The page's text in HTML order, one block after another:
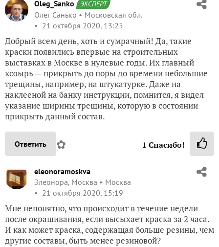
Oleg_Sanko ЭКСПЕРТ
Олег Санько
Московская обл.
21 октября 2020, 13:25
Добрый всем день, хоть и сумрачный! Да, такие
краски появились впервые на строительных
выставках в Москве в нулевые годы. Их главный
козырь — прикрыть до поры до времени небольшие
трещины, например, на штукатурке. Даже на
наклееной на банку инструкции, помнится, я видел
указание ширины трещины, которую в состоянии
прикрыть данный состав.
Ответить ✿ 1 Спасибо!
eleonoramoskva
Элеонора, Москва
Москва
21 октября 2020, 15:19
Мне непонятно, что происходит в течение недели
после окрашивания, если высыхает краска за 2 часа.
И как может краска, содержащая больше резины, чем
другие составы, быть менее резиновой?